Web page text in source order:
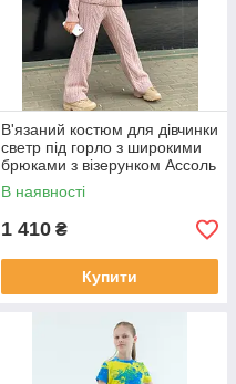
В'язаний костюм для дівчинки
светр під горло з широкими
брюками з візерунком Ассоль
р. 122-158
В наявності
1 410 ₴
Купити